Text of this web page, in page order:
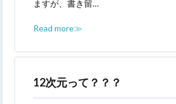
ますが、書き留…
Read more≫
12次元って？？？